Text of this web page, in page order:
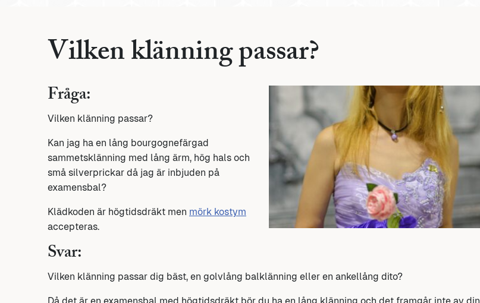
Vilken klänning passar?
Fråga:
Vilken klänning passar?
Kan jag ha en lång bourgognefärgad
sammetsklänning med lång ärm, hög hals och
små silverprickar då jag är inbjuden på
examensbal?
Klädkoden är högtidsdräkt men mörk kostym
accepteras.
Svar:
Vilken klänning passar dig bäst, en golvlång balklänning eller en ankellång dito?